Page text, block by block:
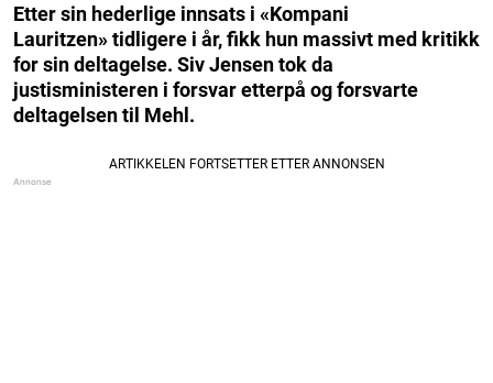
Etter sin hederlige innsats i «Kompani
Lauritzen» tidligere i år, fikk hun massivt med kritikk
for sin deltagelse. Siv Jensen tok da
justisministeren i forsvar etterpå og forsvarte
deltagelsen til Mehl.